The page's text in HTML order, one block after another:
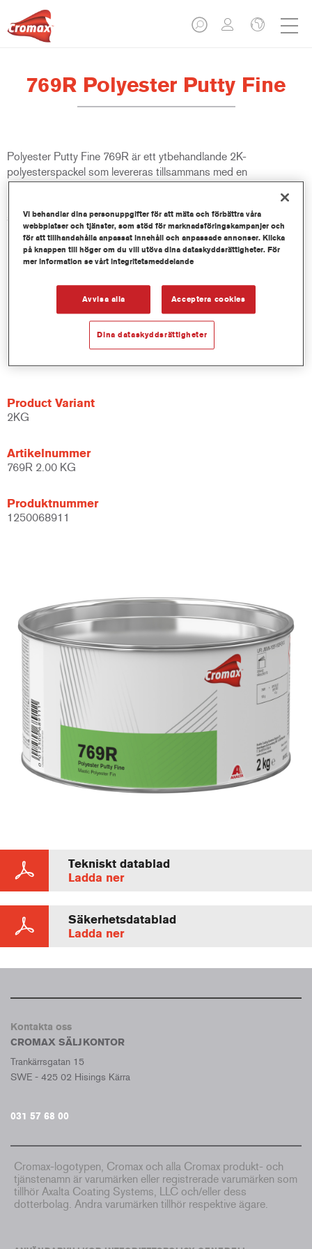
769R Polyester Putty Fine
Polyester Putty Fine 769R är ett ytbehandlande 2K-
polyesterspackel som levereras tillsammans med en
peroxidaktivator. Produkten rekommenderas för en rad olika
underlag, däribland ren metall, aluminium, glasfiberpolyester
samt på originalfinish och på Cromax grundfärger.
Produktfunktioner
Lätt att slipa, ger en jämn finish.
Ger mycket bra vidhäftning på rent stål och en rad andra
Ger utmärkt flexibilitet.
Bra fyllnad snabbt och enkelt samt mångsidig applicering.
Lämplig för kort och medellång IR-torkning.
Product Variant
2KG
Artikelnummer
769R 2.00 KG
Produktnummer
1250068911
Tekniskt datablad
Ladda ner
Säkerhetsdatablad
Ladda ner
Kontakta oss
CROMAX SÄLJKONTOR
Trankärrsgatan 15
SWE - 425 02 Hisings Kärra
031 57 68 00
Cromax-logotypen, Cromax och alla Cromax produkt- och
tjänstenamn är varumärken eller registrerade varumärken som
tillhör Axalta Coating Systems, LLC och/eller dess
dotterbolag. Andra varumärken tillhör respektive ägare.
Vi behandlar dina personuppgifter för att mäta och förbättra våra
webbplatser och tjänster, som stöd för marknadsföringskampanjer och
för att tillhandahålla anpassat innehåll och anpassade annonser. Klicka
på knappen till höger om du vill utöva dina dataskyddsrättigheter. För
mer information se vårt integritetsmeddelande
Avvisa alla Acceptera cookies
Dina dataskyddsrättigheter